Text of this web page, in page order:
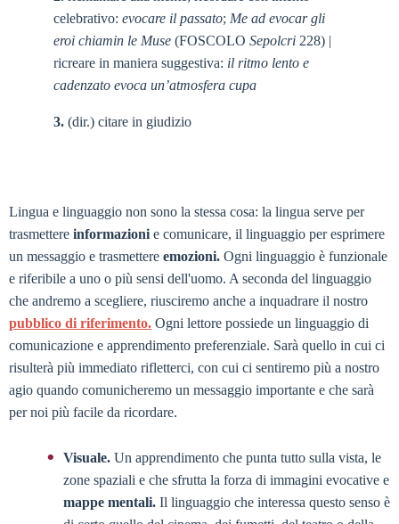
celebrativo: evocare il passato; Me ad evocar gli
eroi chiamin le Muse (FOSCOLO Sepolcri 228) |
ricreare in maniera suggestiva: il ritmo lento e
cadenzato evoca un’atmosfera cupa
3. (dir.) citare in giudizio
Lingua e linguaggio non sono la stessa cosa: la lingua serve per
trasmettere informazioni e comunicare, il linguaggio per esprimere
un messaggio e trasmettere emozioni. Ogni linguaggio è funzionale
e riferibile a uno o più sensi dell'uomo. A seconda del linguaggio
che andremo a scegliere, riusciremo anche a inquadrare il nostro
pubblico di riferimento. Ogni lettore possiede un linguaggio di
comunicazione e apprendimento preferenziale. Sarà quello in cui ci
risulterà più immediato rifletterci, con cui ci sentiremo più a nostro
agio quando comunicheremo un messaggio importante e che sarà
per noi più facile da ricordare.
Visuale. Un apprendimento che punta tutto sulla vista, le
zone spaziali e che sfrutta la forza di immagini evocative e
mappe mentali. Il linguaggio che interessa questo senso è